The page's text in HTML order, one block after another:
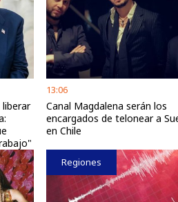
liberar
13:06
Canal Magdalena serán los
encargados de telonear a
en Chile
Regiones